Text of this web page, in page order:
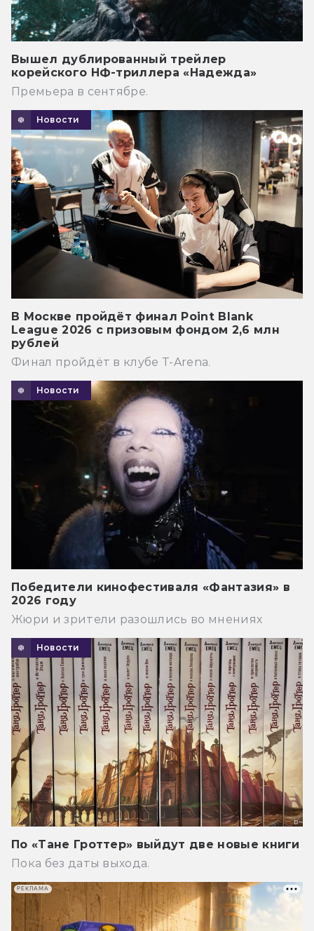
Вышел дублированный трейлер
корейского НФ-триллера «Надежда»
Премьера в сентябре.
Новости
В Москве пройдёт финал Point Blank
League 2026 с призовым фондом 2,6 млн
рублей
Финал пройдёт в клубе T-Arena.
Новости
Победители кинофестиваля «Фантазия» в
2026 году
Жюри и зрители разошлись во мнениях
Новости
По «Тане Гроттер» выйдут две новые книги
Пока без даты выхода.
РЕКЛАМА